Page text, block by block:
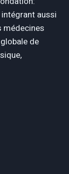
aussi
médecines
de